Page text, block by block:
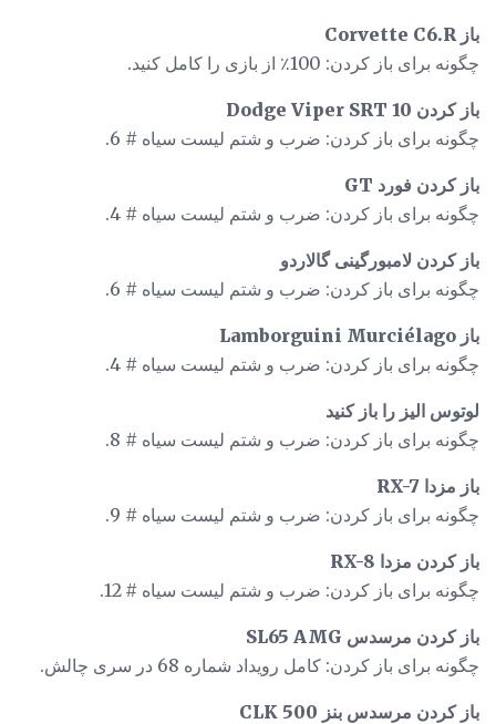
باز Corvette C6.R
چگونه برای باز کردن: 100٪ از بازی را کامل کنید.
باز کردن Dodge Viper SRT 10
چگونه برای باز کردن: ضرب و شتم لیست سیاه # 6.
باز کردن فورد GT
چگونه برای باز کردن: ضرب و شتم لیست سیاه # 4.
باز کردن لامبورگینی گالاردو
چگونه برای باز کردن: ضرب و شتم لیست سیاه # 6.
باز Lamborguini Murciélago
چگونه برای باز کردن: ضرب و شتم لیست سیاه # 4.
لوتوس الیز را باز کنید
چگونه برای باز کردن: ضرب و شتم لیست سیاه # 8.
باز مزدا RX-7
چگونه برای باز کردن: ضرب و شتم لیست سیاه # 9.
باز کردن مزدا RX-8
چگونه برای باز کردن: ضرب و شتم لیست سیاه # 12.
باز کردن مرسدس SL65 AMG
چگونه برای باز کردن: کامل رویداد شماره 68 در سری چالش.
باز کردن مرسدس بنز CLK 500